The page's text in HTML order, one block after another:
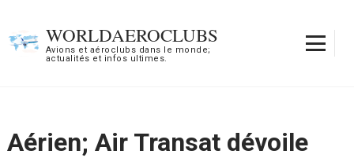
contenu
WORLDAEROCLUBS
Avions et aéroclubs dans le monde;
actualités et infos ultimes.
Aérien; Air Transat dévoile